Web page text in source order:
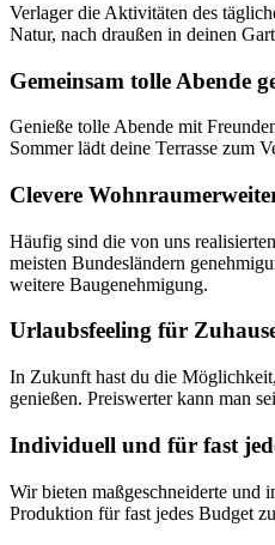
Verlager die Aktivitäten des
Natur, nach draußen in deinen
Gemeinsam tolle Abende
Genieße tolle Abende mit
Sommer lädt deine Terrasse zum
Clevere
Häufig sind die von uns
meisten Bundesländern
weitere Baugenehmigung.
Urlaubsfeeling für
In Zukunft hast du die
genießen. Preiswerter kann man
Individuell und für fast
Wir bieten maßgeschneiderte und
Produktion für fast jedes Budget